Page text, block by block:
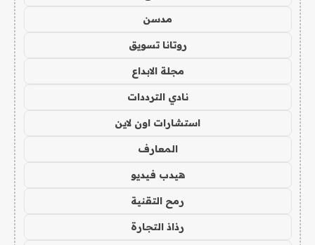
مدسن
روتانا تسويق
مجلة الابداع
نادي الترددات
استشارات اون لاين
المعارف
هيدب فيديو
رمح التقنية
رذاذ التجارة